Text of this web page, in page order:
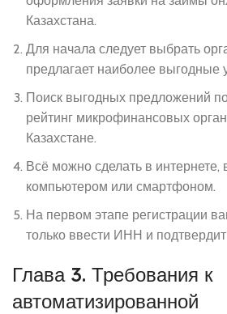
Казахстана.
Для начала следует выбрать
предлагает наиболее выгодные
Поиск выгодных предложений
рейтинг микрофинансовых
Казахстане.
Всё можно сделать в интернете,
компьютером или смартфоном.
На первом этапе регистрации
только ввести ИНН и
Глава 3. Требования к
автоматизированной